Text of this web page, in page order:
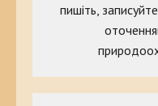
пишіть,